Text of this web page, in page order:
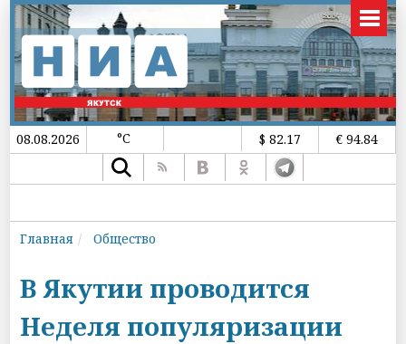
08.08.2026 °C $ 82.17 € 94.84
Главная Общество
В Якутии проводится
Неделя популяризации